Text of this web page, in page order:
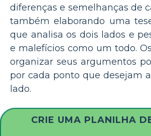
diferenças e semelhanças de
também elaborando uma
que analisa os dois lados e
e malefícios como um todo.
organizar seus argumentos
por cada ponto que desejam
lado.
CRIE UMA PLANILHA